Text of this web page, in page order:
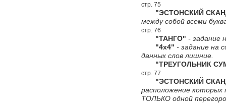
стр. 75
"ЭСТОНСКИЙ
между собой всеми
стр. 76
"ТАНГО" - задание
"4х4" - задание на
данных слов лишние.
"ТРЕУГОЛЬНИК
стр. 77
"ЭСТОНСКИЙ
расположение
ТОЛЬКО одной